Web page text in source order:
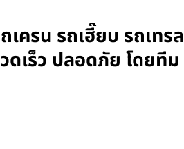
ครน รถเฮี๊ยบ รถเทรล
ดเร็ว ปลอดภัย โดยทีม